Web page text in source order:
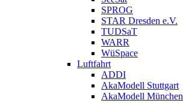
SPROG
STAR Dresden e.V.
TUDSaT
WARR
WüSpace
Luftfahrt
ADDI
AkaModell Stuttgart
AkaModell München